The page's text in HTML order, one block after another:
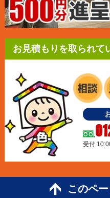
お見積もりを取られて
受付
このペ